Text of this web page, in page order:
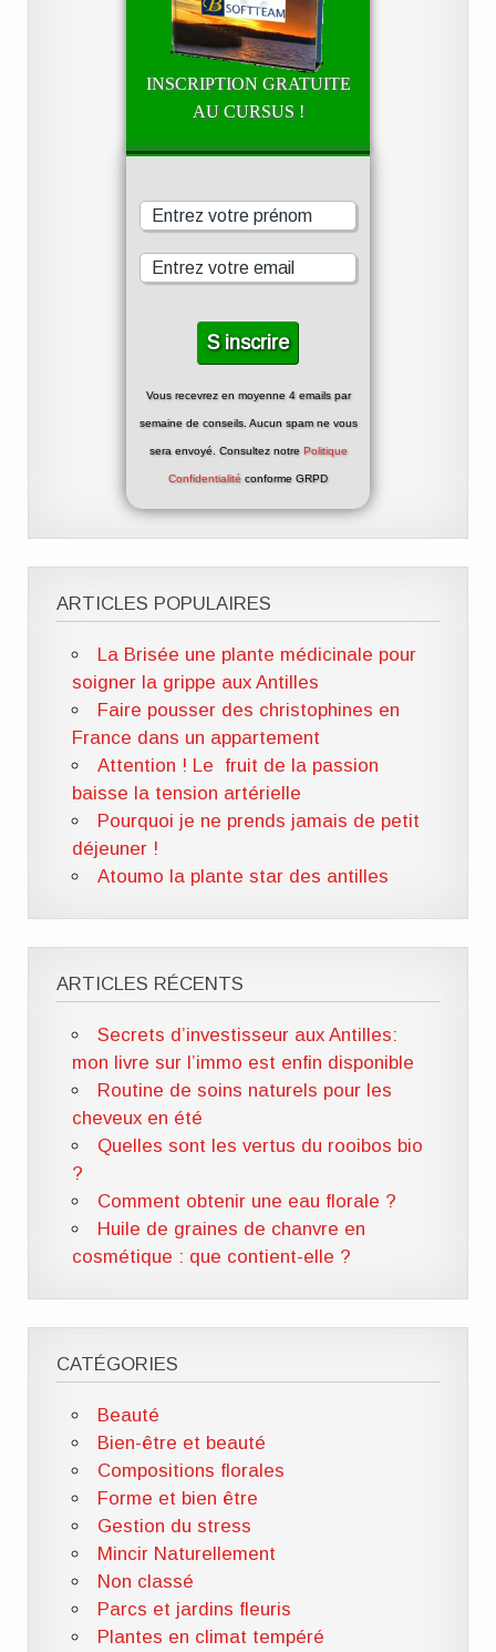
INSCRIPTION GRATUITE
AU CURSUS !
Vous recevrez en moyenne 4 emails par
semaine de conseils. Aucun spam ne vous
sera envoyé. Consultez notre Politique
Confidentialité conforme GRPD
ARTICLES POPULAIRES
La Brisée une plante médicinale pour
soigner la grippe aux Antilles
Faire pousser des christophines en
France dans un appartement
Attention ! Le fruit de la passion
baisse la tension artérielle
Pourquoi je ne prends jamais de petit
déjeuner !
Atoumo la plante star des antilles
ARTICLES RÉCENTS
Secrets d’investisseur aux Antilles:
mon livre sur l’immo est enfin disponible
Routine de soins naturels pour les
cheveux en été
Quelles sont les vertus du rooibos bio
?
Comment obtenir une eau florale ?
Huile de graines de chanvre en
cosmétique : que contient-elle ?
CATÉGORIES
Beauté
Bien-être et beauté
Compositions florales
Forme et bien être
Gestion du stress
Mincir Naturellement
Non classé
Parcs et jardins fleuris
Plantes en climat tempéré